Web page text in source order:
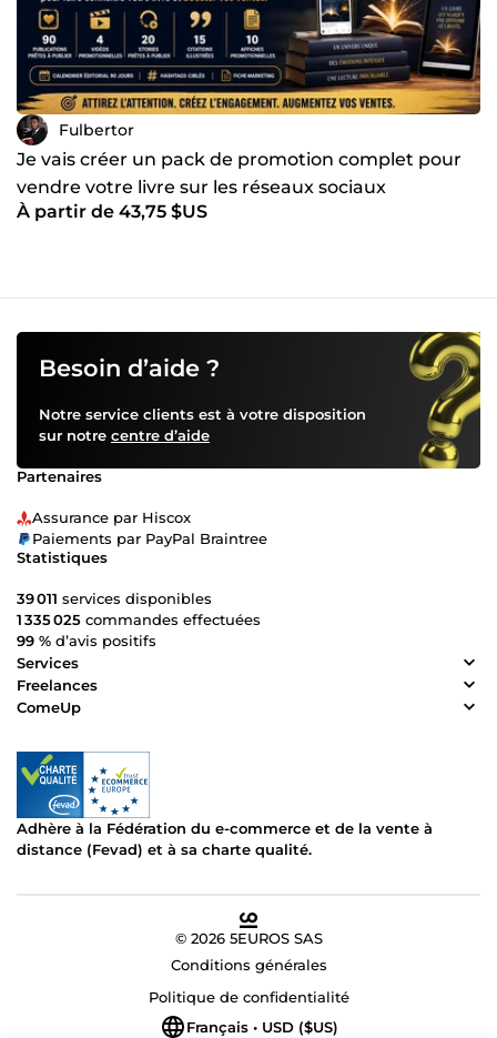
Fulbertor
Je vais créer un pack de promotion complet pour
vendre votre livre sur les réseaux sociaux
À partir de 43,75 $US
Besoin d’aide ?
Notre service clients est à votre disposition
sur notre centre d’aide
Partenaires
Assurance par Hiscox
Paiements par PayPal Braintree
Statistiques
39 011 services disponibles
1 335 025 commandes effectuées
99 % d’avis positifs
Services
Freelances
ComeUp
Adhère à la Fédération du e-commerce et de la vente à
distance (Fevad) et à sa charte qualité.
© 2026 5EUROS SAS
Conditions générales
Politique de confidentialité
Français • USD ($US)